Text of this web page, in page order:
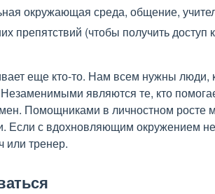
окружающая среда, общение,
препятствий (чтобы получить доступ
еще кто-то. Нам всем нужны люди,
являются те, кто
Помощниками в личностном росте
Если с вдохновляющим окружением
или тренер.